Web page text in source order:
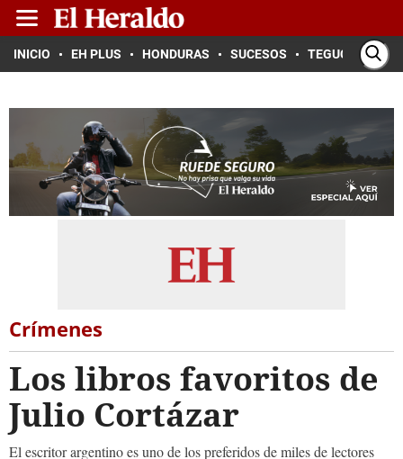
INICIO EH PLUS HONDURAS SUCESOS TEGUCIGALPA
Crímenes
Los libros favoritos de
Julio Cortázar
El escritor argentino es uno de los preferidos de miles de lectores